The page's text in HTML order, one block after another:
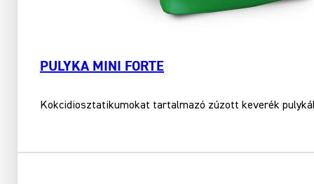
PULYKA MINI FORTE
Kokcidiosztatikumokat tartalmazó zúzott keverék